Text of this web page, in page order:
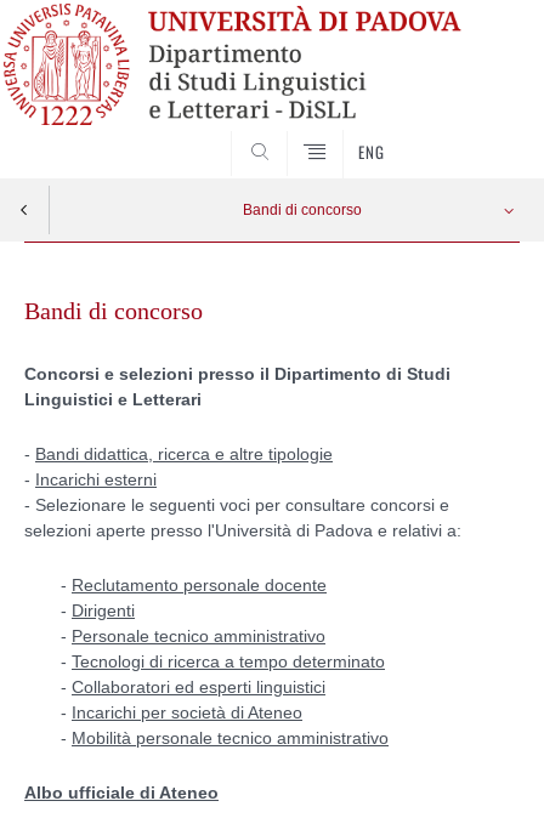
ENG
Bandi di concorso
Reclutamento personale docente
contentBandi di concorso
Concorsi e selezioni presso il Dipartimento di Studi
Linguistici e Letterari
- Bandi didattica, ricerca e altre tipologie
- Incarichi esterni
- Selezionare le seguenti voci per consultare concorsi e
selezioni aperte presso l'Università di Padova e relativi a:
- Reclutamento personale docente
- Dirigenti
- Personale tecnico amministrativo
- Tecnologi di ricerca a tempo determinato
- Collaboratori ed esperti linguistici
- Incarichi per società di Ateneo
- Mobilità personale tecnico amministrativo
Albo ufficiale di Ateneo